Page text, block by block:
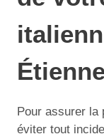
Pour assurer la
éviter tout